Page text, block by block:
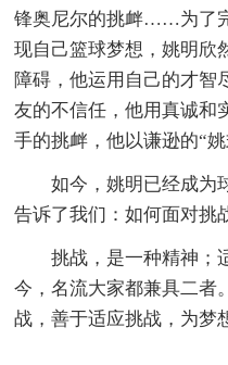
锋奥尼尔的挑衅……为了
现自己篮球梦想，姚明欣
障碍，他运用自己的才智
友的不信任，他用真诚和
手的挑衅，他以谦逊的“姚
如今，姚明已经成为
告诉了我们：如何面对挑
挑战，是一种精神；
今，名流大家都兼具二者
战，善于适应挑战，为梦